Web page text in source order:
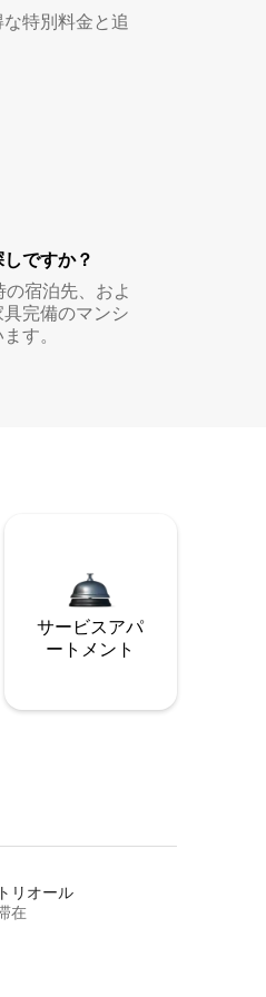
特別料金と追
ですか？
宿泊先、およ
完備のマンシ
す。
サービスアパ
ートメント
リオール
在